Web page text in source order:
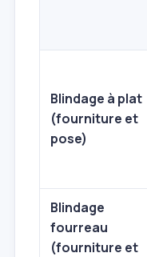
Blindage à plat
(fourniture et
pose)
Blindage
fourreau
(fourniture et